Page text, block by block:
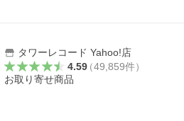
タワーレコード Yahoo!店
4.59（49,859件）
お取り寄せ商品